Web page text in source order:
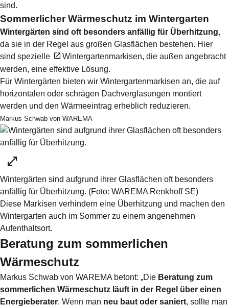
sind.
Sommerlicher Wärmeschutz im Wintergarten
Wintergärten sind oft besonders anfällig für Überhitzung,
da sie in der Regel aus großen Glasflächen bestehen. Hier
sind spezielle
Wintergartenmarkisen, die außen angebracht
werden, eine effektive Lösung.
Für Wintergärten bieten wir Wintergartenmarkisen an, die auf
horizontalen oder schrägen Dachverglasungen montiert
werden und den Wärmeeintrag erheblich reduzieren.
Markus Schwab von WAREMA
Wintergärten sind aufgrund ihrer Glasflächen oft besonders
anfällig für Überhitzung. (Foto: WAREMA Renkhoff SE)
Diese Markisen verhindern eine Überhitzung und machen den
Wintergarten auch im Sommer zu einem angenehmen
Aufenthaltsort.
Beratung zum sommerlichen
Wärmeschutz
Markus Schwab von WAREMA betont: „Die Beratung zum
sommerlichen Wärmeschutz läuft in der Regel über einen
Energieberater. Wenn man neu baut oder saniert, sollte man